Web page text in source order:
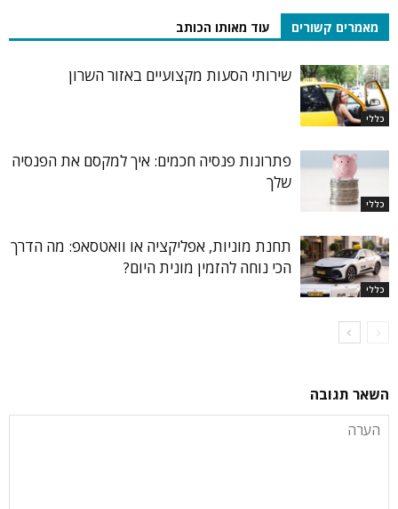
מאמרים קשורים עוד מאותו הכותב
כללי
שירותי הסעות מקצועיים באזור השרון
כללי
פתרונות פנסיה חכמים: איך למקסם את הפנסיה
שלך
כללי
תחנת מוניות, אפליקציה או וואטסאפ: מה הדרך
הכי נוחה להזמין מונית היום?
השאר תגובה